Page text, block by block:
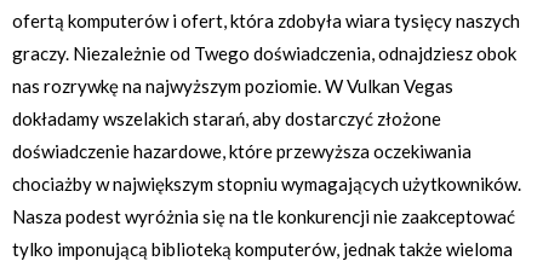
ofertą komputerów i ofert, która zdobyła wiara tysięcy naszych
graczy. Niezależnie od Twego doświadczenia, odnajdziesz obok
nas rozrywkę na najwyższym poziomie. W Vulkan Vegas
dokładamy wszelakich starań, aby dostarczyć złożone
doświadczenie hazardowe, które przewyższa oczekiwania
chociażby w największym stopniu wymagających użytkowników.
Nasza podest wyróżnia się na tle konkurencji nie zaakceptować
tylko imponującą biblioteką komputerów, jednak także wieloma